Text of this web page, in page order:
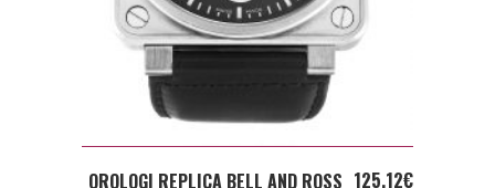
ADD TO CART
OROLOGI REPLICA BELL AND ROSS 125,12€